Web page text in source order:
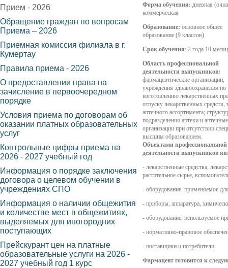
Форма обучения: дневная
коммерческая
Образование: основное общее
образование (9 классов)
Срок обучения: 2 года 10
Область профессиональной
деятельности выпускников:
фармацевтические организации,
учреждения здравоохранения по
изготовлению лекарственных
отпуску лекарственных средств,
аптечного ассортимента;
подразделения аптеки и аптечные
организации при отсутствии
высшим образованием.
Объектами профессиональной
деятельности выпускников
- лекарственные средства,
растительное сырье,
- оборудование, применяемое
- приборы, аппаратура,
- оборудование, используемое
- нормативно-правовое
- поставщики и потребители.
Фармацевт готовится к
Прием - 2026
Обращение граждан по вопросам
Приема – 2026
Приемная комиссия филиала в г.
Кумертау
Правила приема - 2026
О предоставлении права на
зачисление в первоочередном
порядке
Условия приема по договорам об
оказании платных образовательных
услуг
Контрольные цифры приема на
2026 - 2027 учебный год
Информация о порядке заключения
договора о целевом обучении в
учреждениях СПО
Информация о наличии общежития
и количестве мест в общежитиях,
выделяемых для иногородних
поступающих
Прейскурант цен на платные
образовательные услуги на 2026 -
2027 учебный год 1 курс